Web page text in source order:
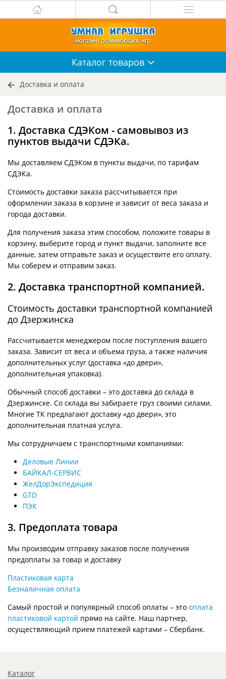
Каталог товаров
Доставка и оплата
Доставка и оплата
1. Доставка СДЭКом - самовывоз из
пунктов выдачи СДЭКа.
Мы доставляем СДЭКом в пункты выдачи, по тарифам
СДЭКа.
Стоимость доставки заказа рассчитывается при
оформлении заказа в корзине и зависит от веса заказа и
города доставки.
Для получения заказа этим способом, положите товары в
корзину, выберите город и пункт выдачи, заполните все
данные, затем отправьте заказ и осуществите его оплату.
Мы соберем и отправим заказ.
2. Доставка транспортной компанией.
Стоимость доставки транспортной компанией
до Дзержинска
Рассчитывается менеджером после поступления вашего
заказа. Зависит от веса и объема груза, а также наличия
дополнительных услуг (доставка «до двери»,
дополнительная упаковка).
Обычный способ доставки – это доставка до склада в
Дзержинске. Со склада вы забираете груз своими силами.
Многие ТК предлагают доставку «до двери», это
дополнительная платная услуга.
Мы сотрудничаем с транспортными компаниями:
Деловые Линии
БАЙКАЛ-СЕРВИС
ЖелДорЭкспедиция
GTD
ПЭК
3. Предоплата товара
Мы производим отправку заказов после получения
предоплаты за товар и доставку
Пластиковая карта
Безналичная оплата
Самый простой и популярный способ оплаты – это оплата
пластиковой картой прямо на сайте. Наш партнер,
осуществляющий прием платежей картами – Сбербанк.
Каталог